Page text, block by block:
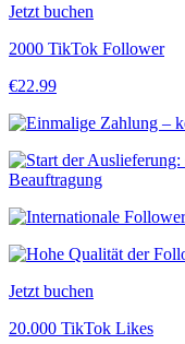
Jetzt buchen
2000 TikTok Follower
€22.99
Beauftragung
Jetzt buchen
20.000 TikTok Likes